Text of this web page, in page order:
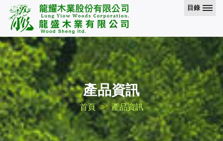
目錄
產品資訊
首頁 產品資訊